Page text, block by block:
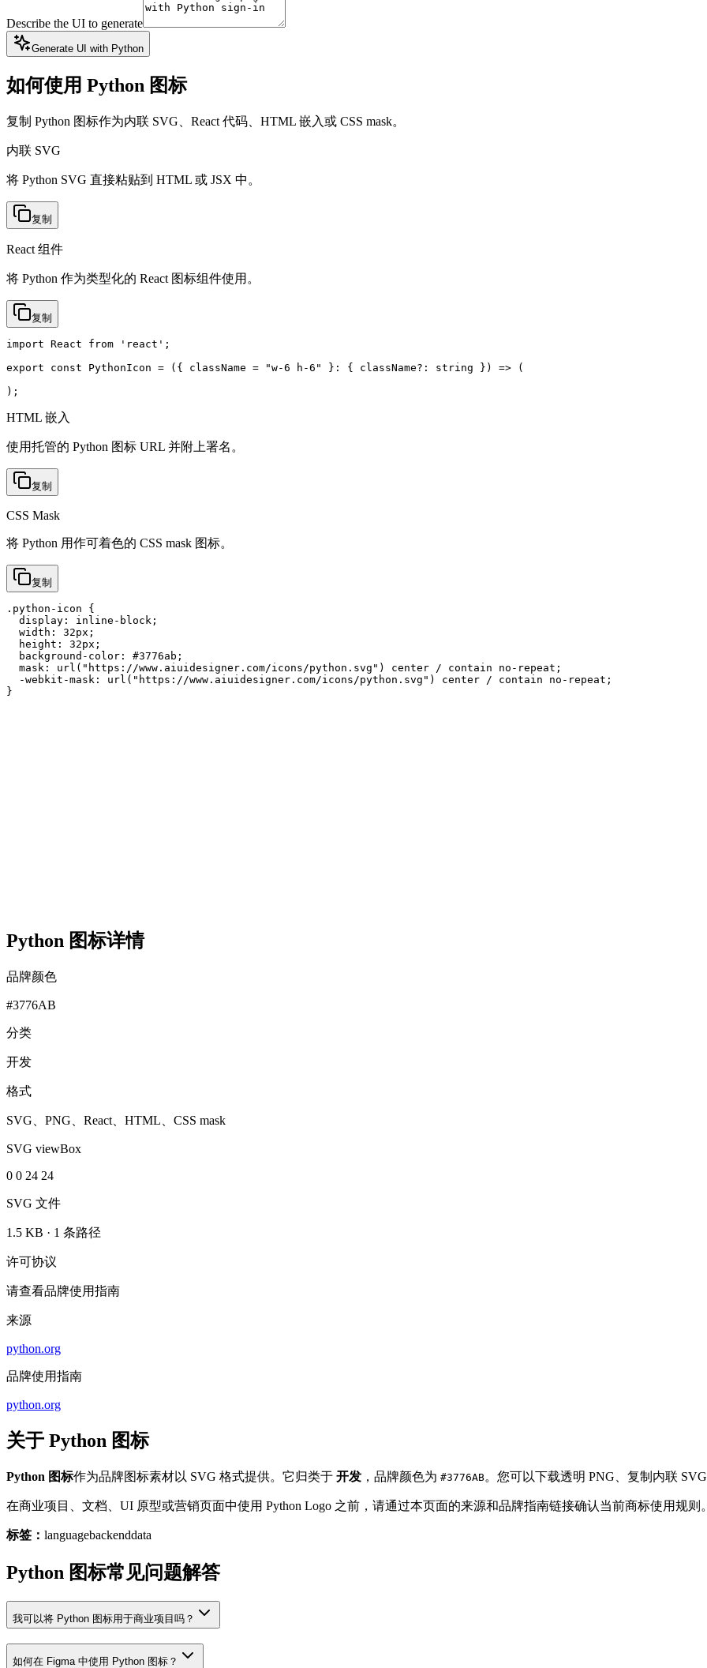
Describe the UI to generate
Generate UI with Python
如何使用 Python 图标
复制 Python 图标作为内联 SVG、React 代码、HTML 嵌入或 CSS mask。
内联 SVG
将 Python SVG 直接粘贴到 HTML 或 JSX 中。
复制
React 组件
将 Python 作为类型化的 React 图标组件使用。
复制
import React from 'react';
export const PythonIcon = ({ className = "w-6 h-6" }: { className?: string }) => (
);
HTML 嵌入
使用托管的 Python 图标 URL 并附上署名。
复制
CSS Mask
将 Python 用作可着色的 CSS mask 图标。
复制
.python-icon {
  display: inline-block;
  width: 32px;
  height: 32px;
  background-color: #3776ab;
  mask: url("https://www.aiuidesigner.com/icons/python.svg") center / contain no-repeat;
  -webkit-mask: url("https://www.aiuidesigner.com/icons/python.svg") center / contain no-repeat;
}
Python 图标详情
品牌颜色
#3776AB
分类
开发
格式
SVG、PNG、React、HTML、CSS mask
SVG viewBox
0 0 24 24
SVG 文件
1.5 KB · 1 条路径
许可协议
请查看品牌使用指南
来源
python.org
品牌使用指南
python.org
关于 Python 图标
Python 图标作为品牌图标素材以 SVG 格式提供。它归类于 开发 ，品牌颜色为 #3776AB。您可以下载透明 PNG、复制内联
在商业项目、文档、UI 原型或营销页面中使用 Python Logo 之前，请通过本页面的来源和品牌指南链接确认当前商标使用规则。
标签： languagebackenddata
Python 图标常见问题解答
我可以将 Python 图标用于商业项目吗？
如何在 Figma 中使用 Python 图标？